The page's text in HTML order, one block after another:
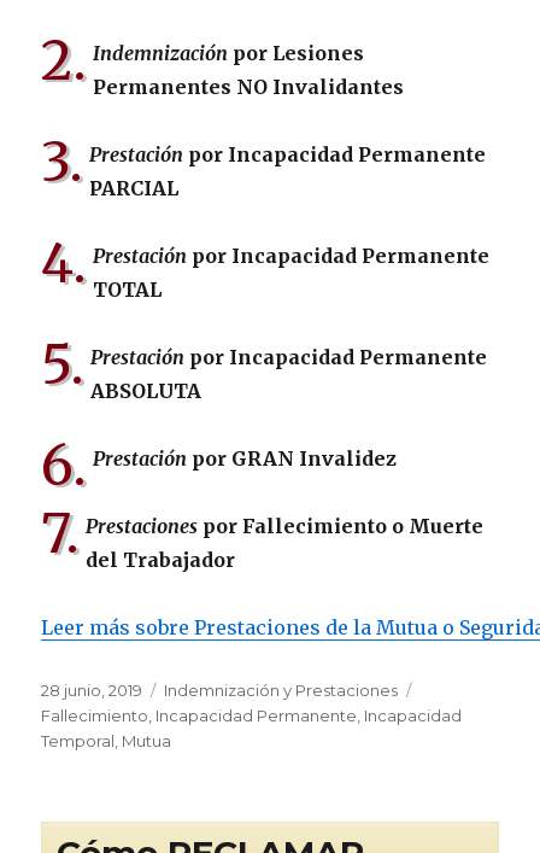
2. Indemnización por Lesiones
Permanentes NO Invalidantes
3. Prestación por Incapacidad Permanente
PARCIAL
4. Prestación por Incapacidad Permanente
TOTAL
5. Prestación por Incapacidad Permanente
ABSOLUTA
6. Prestación por GRAN Invalidez
7. Prestacionespor Fallecimiento o Muerte
del Trabajador
Leer más sobre Prestaciones de la Mutua o
Publicado
el
28 junio, 2019 Categorías
Indemnización y Prestaciones
Fallecimiento, Incapacidad Permanente, Incapacidad
Temporal, Mutua